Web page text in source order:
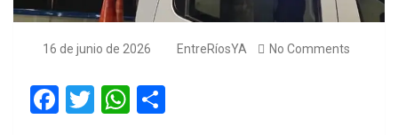
16 de junio de 2026 EntreRíosYA No Comments
F
T
W